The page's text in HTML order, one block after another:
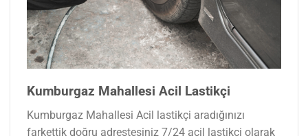
Kumburgaz Mahallesi Acil Lastikçi
Kumburgaz Mahallesi Acil lastikçi aradığınızı
farkettik doğru adrestesiniz 7/24 acil lastikçi olarak